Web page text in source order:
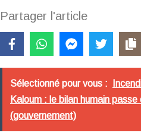
Partager l'article
Sélectionné pour vous :
Kaloum : le bilan humain
(gouvernement)